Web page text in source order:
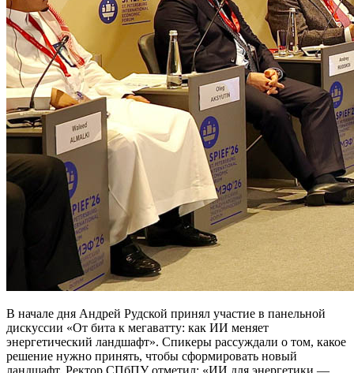
В начале дня Андрей Рудской принял участие в панельной
дискуссии «От бита к мегаватту: как ИИ меняет
энергетический ландшафт». Спикеры рассуждали о том, какое
решение нужно принять, чтобы сформировать новый
ландшафт. Ректор СПбПУ отметил:
ИИ для энергетики —